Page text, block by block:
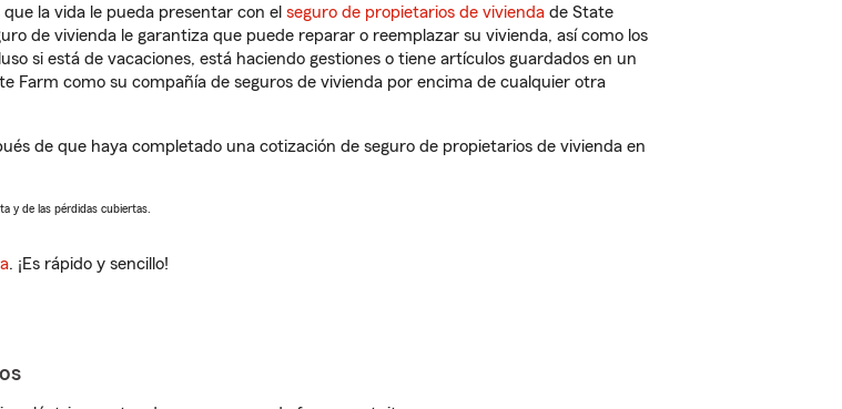
la vida le pueda presentar con el seguro de propietarios de vivienda de State
de vivienda le garantiza que puede reparar o reemplazar su vivienda, así como los
si está de vacaciones, está haciendo gestiones o tiene artículos guardados en un
Farm como su compañía de seguros de vivienda por encima de cualquier otra
de que haya completado una cotización de seguro de propietarios de vivienda en
y de las pérdidas cubiertas.
. ¡Es rápido y sencillo!